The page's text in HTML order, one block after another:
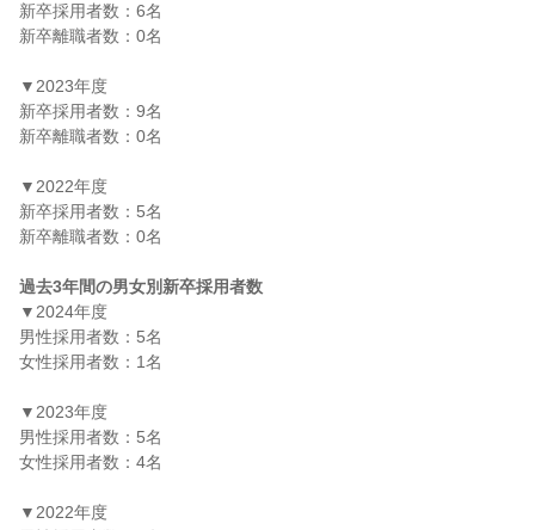
新卒採用者数：6名
新卒離職者数：0名
▼2023年度
新卒採用者数：9名
新卒離職者数：0名
▼2022年度
新卒採用者数：5名
新卒離職者数：0名
過去3年間の男女別新卒採用者数
▼2024年度
男性採用者数：5名
女性採用者数：1名
▼2023年度
男性採用者数：5名
女性採用者数：4名
▼2022年度